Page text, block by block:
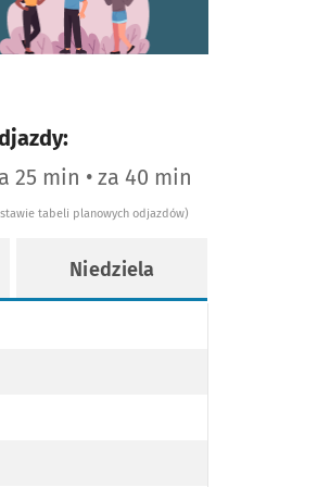
25 min • za 40 min
tabeli planowych odjazdów)
Niedziela
NISKOPODŁOGOWY
5
NISKOPODŁOGOWY
NISKOPODŁOGOWY
NISKOPODŁOGOWY